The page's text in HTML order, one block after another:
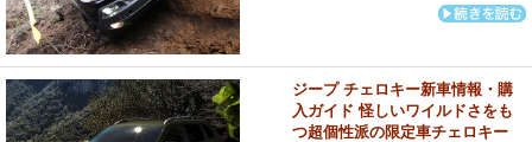
ジープ チェロキー新車情報・購
入ガイド 怪しいワイルドさをも
つ超個性派の限定車チェロキー